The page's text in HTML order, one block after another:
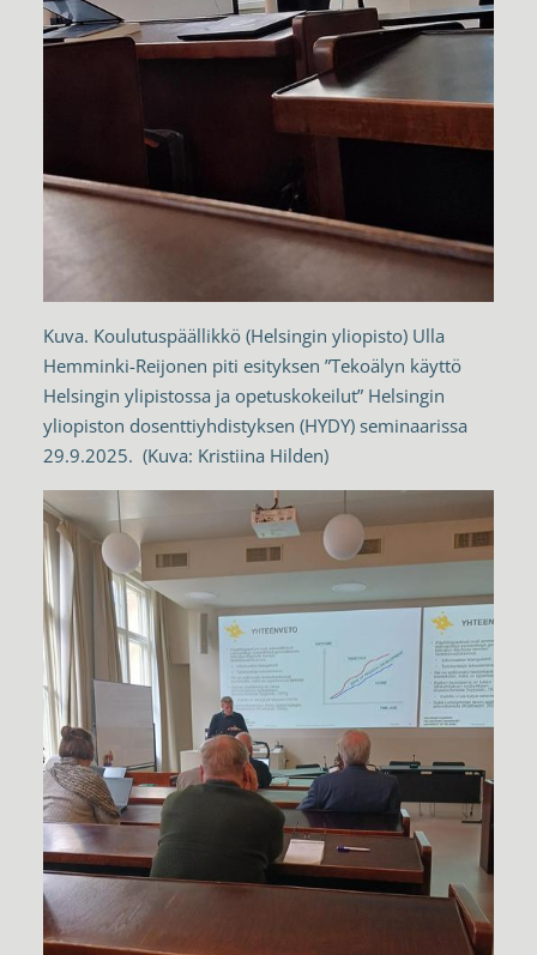
Kuva. Koulutuspäällikkö (Helsingin yliopisto) Ulla
Hemminki-Reijonen piti esityksen ”Tekoälyn käyttö
Helsingin ylipistossa ja opetuskokeilut” Helsingin
yliopiston dosenttiyhdistyksen (HYDY) seminaarissa
29.9.2025. (Kuva: Kristiina Hilden)